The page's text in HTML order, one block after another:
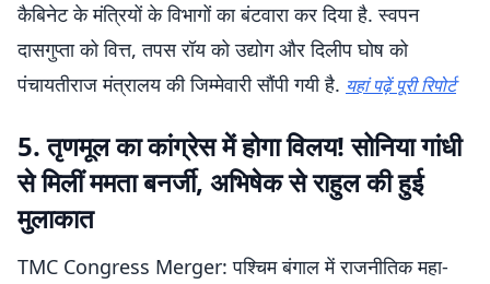
कैबिनेट के मंत्रियों के विभागों का बंटवारा कर दिया है. स्वपन
दासगुप्ता को वित्त, तपस रॉय को उद्योग और दिलीप घोष को
पंचायतीराज मंत्रालय की जिम्मेवारी सौंपी गयी है. यहां पढ़ें पूरी रिपोर्ट
5. तृणमूल का कांग्रेस में होगा विलय! सोनिया गांधी
से मिलीं ममता बनर्जी, अभिषेक से राहुल की हुई
मुलाकात
TMC Congress Merger: पश्चिम बंगाल में राजनीतिक महा-